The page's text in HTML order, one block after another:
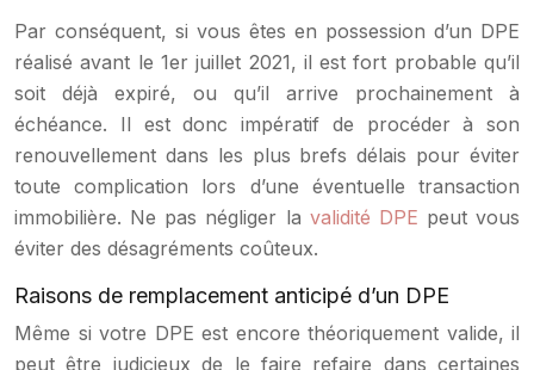
Par conséquent, si vous êtes en possession d’un DPE
réalisé avant le 1er juillet 2021, il est fort probable qu’il
soit déjà expiré, ou qu’il arrive prochainement à
échéance. Il est donc impératif de procéder à son
renouvellement dans les plus brefs délais pour éviter
toute complication lors d’une éventuelle transaction
immobilière. Ne pas négliger la validité DPE peut vous
éviter des désagréments coûteux.
Raisons de remplacement anticipé d’un DPE
Même si votre DPE est encore théoriquement valide, il
peut être judicieux de le faire refaire dans certaines